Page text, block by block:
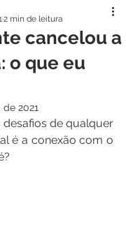
cancelou a
o que eu
2 min de leitura
de 2021
desafios de qualquer
é a conexão com o